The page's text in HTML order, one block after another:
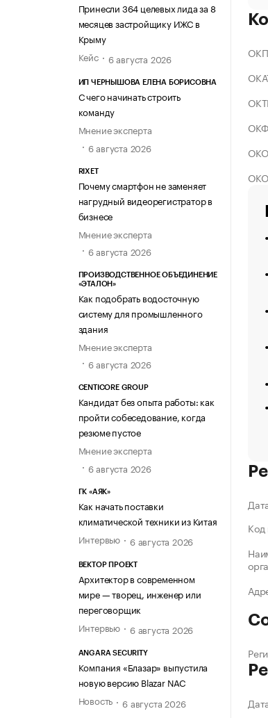
Принесли 364 целевых лида за 8
месяцев застройщику ИЖС в
Крыму
Кейс
6 августа 2026
ИП ЧЕРНЫШОВА ЕЛЕНА БОРИСОВНА
С чего начинать строить
команду
Мнение эксперта
6 августа 2026
RIXET
Почему смартфон не заменяет
нагрудный видеорегистратор в
бизнесе
Мнение эксперта
6 августа 2026
ПРОИЗВОДСТВЕННОЕ ОБЪЕДИНЕНИЕ
«ЭТАЛОН»
Как подобрать водосточную
систему для промышленного
здания
Мнение эксперта
6 августа 2026
CENTICORE GROUP
Кандидат без опыта работы: как
пройти собеседование, когда
резюме пустое
Мнение эксперта
6 августа 2026
ГК «АЯК»
Как начать поставки
климатической техники из Китая
Интервью
6 августа 2026
ВЕКТОР ПРОЕКТ
Архитектор в современном
мире — творец, инженер или
переговорщик
Интервью
6 августа 2026
ANGARA SECURITY
Компания «Блазар» выпустила
новую версию Blazar NAC
Новость
6 августа 2026
Код